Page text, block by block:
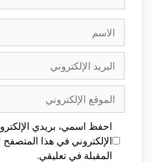
الاسم
البريد
الإلكتروني
الموقع
الإلكتروني
احفظ اسمي، بريدي
الإلكتروني في هذا المتصفح
المقبلة في تعليقي.